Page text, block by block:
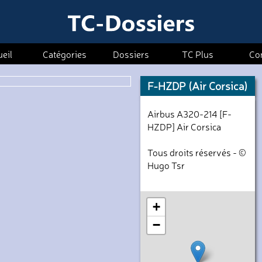
Catégories Dossiers TC Plus
F-HZDP (Air Corsica)
Airbus A320-214 [F-
HZDP] Air Corsica
Tous droits réservés - ©
Hugo Tsr
+
−